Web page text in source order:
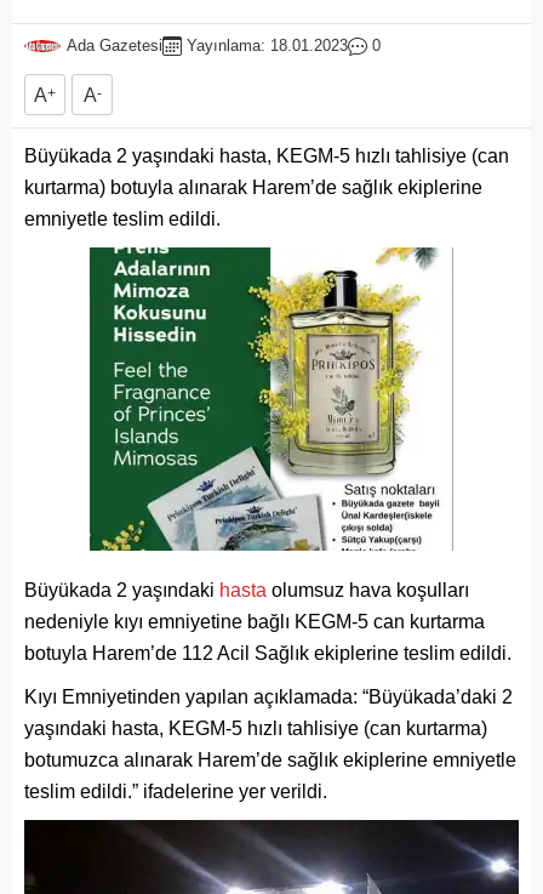
Ada Gazetesi Yayınlama: 18.01.2023 0
A+ A-
Büyükada 2 yaşındaki hasta, KEGM-5 hızlı tahlisiye (can
kurtarma) botuyla alınarak Harem’de sağlık ekiplerine
emniyetle teslim edildi.
Büyükada 2 yaşındaki hasta olumsuz hava koşulları
nedeniyle kıyı emniyetine bağlı KEGM-5 can kurtarma
botuyla Harem’de 112 Acil Sağlık ekiplerine teslim edildi.
Kıyı Emniyetinden yapılan açıklamada: “Büyükada’daki 2
yaşındaki hasta, KEGM-5 hızlı tahlisiye (can kurtarma)
botumuzca alınarak Harem’de sağlık ekiplerine emniyetle
teslim edildi.” ifadelerine yer verildi.